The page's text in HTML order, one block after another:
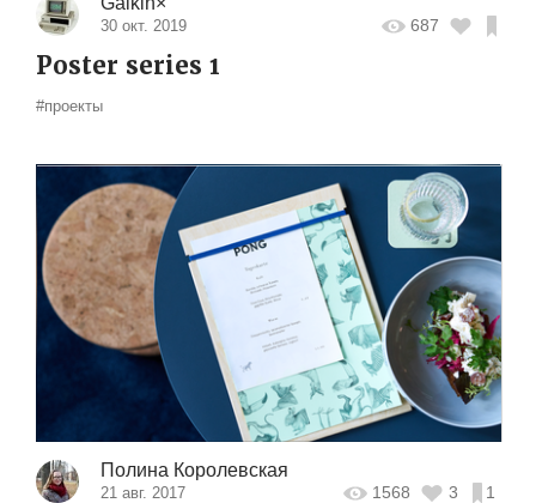
30 окт. 2019 687
Poster series 1
#проекты
Полина Королевская
21 авг. 2017 1568 3 1